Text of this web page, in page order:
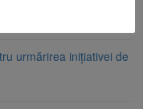
urmărirea inițiativei de